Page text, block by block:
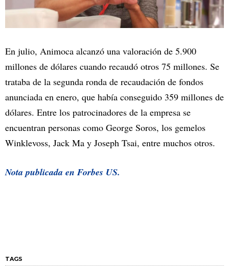
En julio, Animoca alcanzó una valoración de 5.900
millones de dólares cuando recaudó otros 75 millones. Se
trataba de la segunda ronda de recaudación de fondos
anunciada en enero, que había conseguido 359 millones de
dólares. Entre los patrocinadores de la empresa se
encuentran personas como George Soros, los gemelos
Winklevoss, Jack Ma y Joseph Tsai, entre muchos otros.
Nota publicada en Forbes US.
TAGS